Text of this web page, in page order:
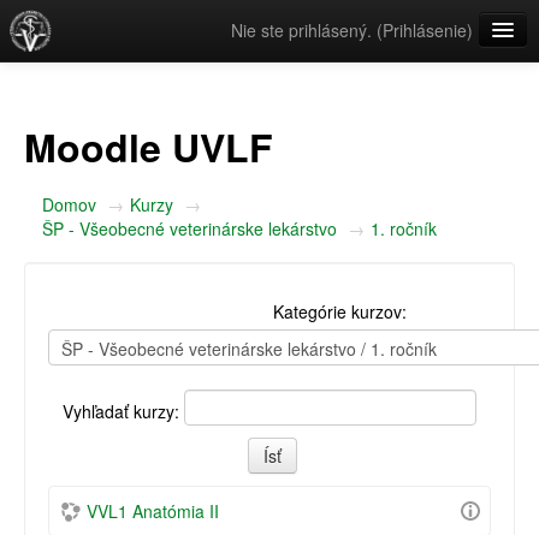
Nie ste prihlásený. (Prihlásenie)
Moodle UVLF
Domov → Kurzy →
ŠP - Všeobecné veterinárske lekárstvo → 1. ročník
Kategórie kurzov:
Vyhľadať kurzy:
VVL1 Anatómia II